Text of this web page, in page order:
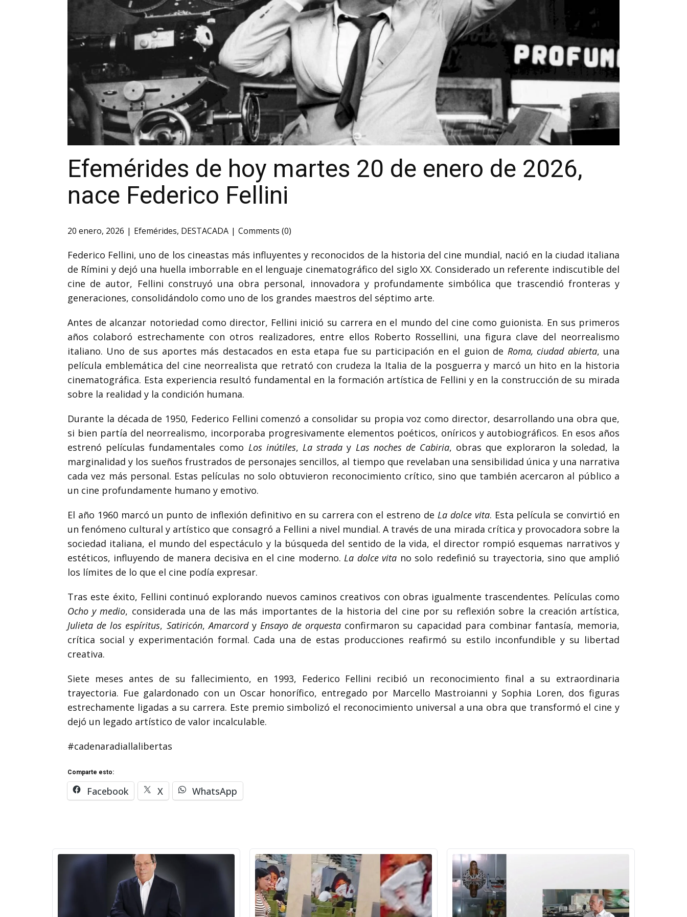
Efemérides de hoy martes 20 de enero de 2026,
nace Federico Fellini
20 enero, 2026 Efemérides, DESTACADA Comments (0)
Federico Fellini, uno de los cineastas más influyentes y reconocidos de la historia del cine mundial, nació en la ciudad italiana
de Rímini y dejó una huella imborrable en el lenguaje cinematográfico del siglo XX. Considerado un referente indiscutible del
cine de autor, Fellini construyó una obra personal, innovadora y profundamente simbólica que trascendió fronteras y
generaciones, consolidándolo como uno de los grandes maestros del séptimo arte.
Antes de alcanzar notoriedad como director, Fellini inició su carrera en el mundo del cine como guionista. En sus primeros
años colaboró estrechamente con otros realizadores, entre ellos Roberto Rossellini, una figura clave del neorrealismo
italiano. Uno de sus aportes más destacados en esta etapa fue su participación en el guion de Roma, ciudad abierta, una
película emblemática del cine neorrealista que retrató con crudeza la Italia de la posguerra y marcó un hito en la historia
cinematográfica. Esta experiencia resultó fundamental en la formación artística de Fellini y en la construcción de su mirada
sobre la realidad y la condición humana.
Durante la década de 1950, Federico Fellini comenzó a consolidar su propia voz como director, desarrollando una obra que,
si bien partía del neorrealismo, incorporaba progresivamente elementos poéticos, oníricos y autobiográficos. En esos años
estrenó películas fundamentales como Los inútiles,La strada y Las noches de Cabiria, obras que exploraron la soledad, la
marginalidad y los sueños frustrados de personajes sencillos, al tiempo que revelaban una sensibilidad única y una narrativa
cada vez más personal. Estas películas no solo obtuvieron reconocimiento crítico, sino que también acercaron al público a
un cine profundamente humano y emotivo.
El año 1960 marcó un punto de inflexión definitivo en su carrera con el estreno de La dolce vita. Esta película se convirtió en
un fenómeno cultural y artístico que consagró a Fellini a nivel mundial. A través de una mirada crítica y provocadora sobre la
sociedad italiana, el mundo del espectáculo y la búsqueda del sentido de la vida, el director rompió esquemas narrativos y
estéticos, influyendo de manera decisiva en el cine moderno.La dolce vita no solo redefinió su trayectoria, sino que amplió
los límites de lo que el cine podía expresar.
Tras este éxito, Fellini continuó explorando nuevos caminos creativos con obras igualmente trascendentes. Películas como
Ocho y medio, considerada una de las más importantes de la historia del cine por su reflexión sobre la creación artística,
Julieta de los espíritus, Satiricón,Amarcordy Ensayo de orquesta confirmaron su capacidad para combinar fantasía, memoria,
crítica social y experimentación formal. Cada una de estas producciones reafirmó su estilo inconfundible y su libertad
creativa.
Siete meses antes de su fallecimiento, en 1993, Federico Fellini recibió un reconocimiento final a su extraordinaria
trayectoria. Fue galardonado con un Oscar honorífico, entregado por Marcello Mastroianni y Sophia Loren, dos figuras
estrechamente ligadas a su carrera. Este premio simbolizó el reconocimiento universal a una obra que transformó el cine y
dejó un legado artístico de valor incalculable.
#cadenaradiallalibertas
Comparte esto:
Facebook X WhatsApp